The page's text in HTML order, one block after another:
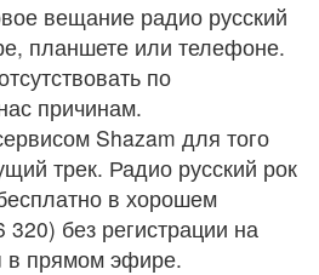
вещание радио русский
планшете или телефоне.
по
причинам.
Shazam для того
трек. Радио русский рок
в хорошем
320) без регистрации на
в прямом эфире.